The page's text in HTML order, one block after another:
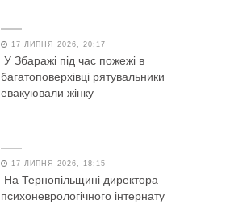
17 ЛИПНЯ 2026, 20:17
У Збаражі під час пожежі в
багатоповерхівці рятувальники
евакуювали жінку
17 ЛИПНЯ 2026, 18:15
На Тернопільщині директора
психоневрологічного інтернату